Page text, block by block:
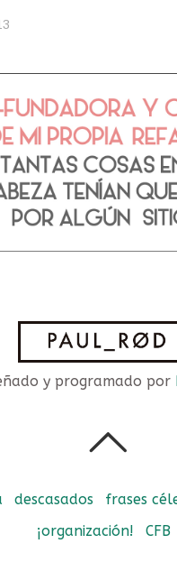
y programado por
descasados
frases
¡organización!
CFB